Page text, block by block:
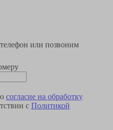
или позвоним
согласие на обработку
с Политикой